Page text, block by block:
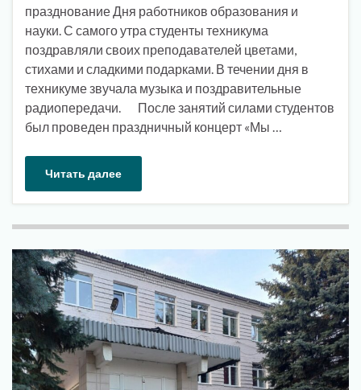
празднование Дня работников образования и
науки. С самого утра студенты техникума
поздравляли своих преподавателей цветами,
стихами и сладкими подарками. В течении дня в
техникуме звучала музыка и поздравительные
радиопередачи. После занятий силами студентов
был проведен праздничный концерт «Мы …
Читать далее